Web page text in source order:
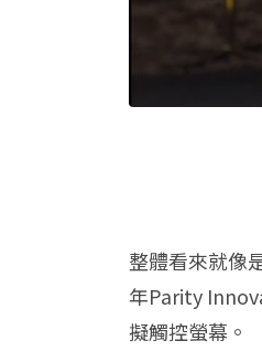
整體看來就像
年Parity
擬觸控螢幕。